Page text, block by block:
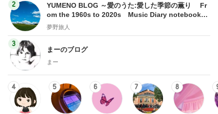
2
YUMENO BLOG ～愛のうた:愛した季節の薫り Fr
om the 1960s to 2020s Music Diary notebook～
夢野旅人
夢野旅人
3
まーのブログ
まー
4 5 6 7 8